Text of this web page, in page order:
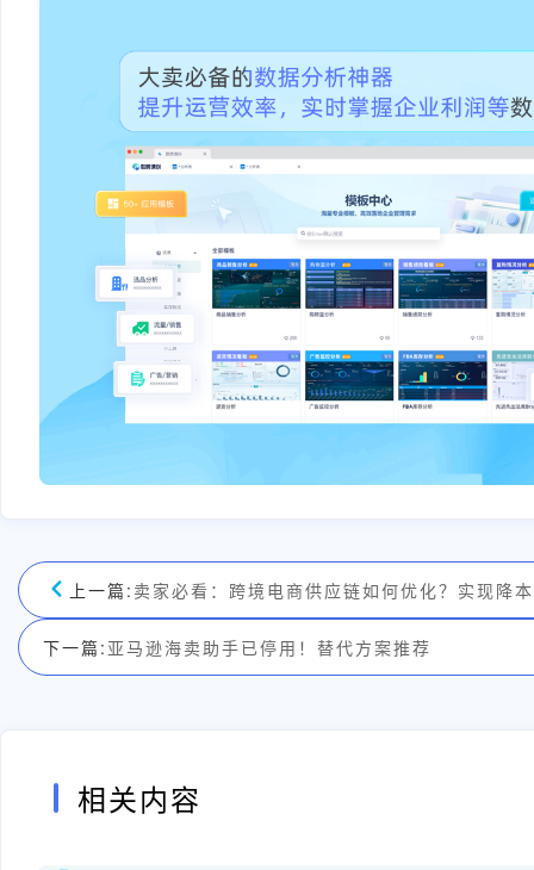
上一篇: 卖家必看：跨境电商供应链如何优化？实现降
下一篇: 亚马逊海卖助手已停用！替代方案推荐
相关内容